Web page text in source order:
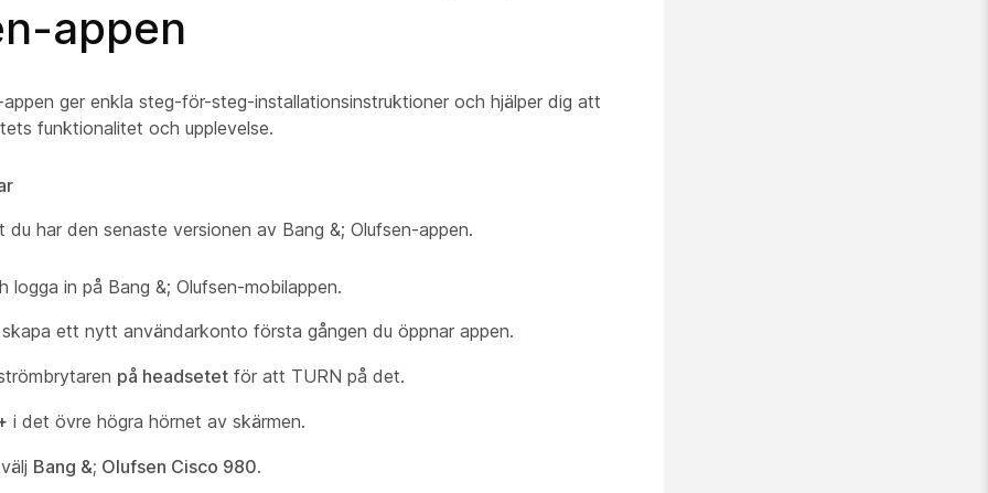
appen
appen ger enkla steg-för-steg-installationsinstruktioner och hjälper dig att
funktionalitet och upplevelse.
du har den senaste versionen av Bang &; Olufsen-appen.
logga in på Bang &; Olufsen-mobilappen.
ett nytt användarkonto första gången du öppnar appen.
på headsetet för att TURN på det.
i det övre högra hörnet av skärmen.
Bang &; Olufsen Cisco 980.